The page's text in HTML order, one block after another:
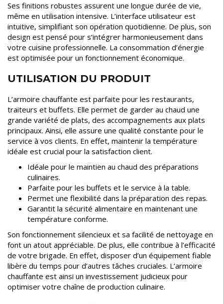
Ses finitions robustes assurent une longue durée de vie,
même en utilisation intensive. L’interface utilisateur est
intuitive, simplifiant son opération quotidienne. De plus, son
design est pensé pour s’intégrer harmonieusement dans
votre cuisine professionnelle. La consommation d’énergie
est optimisée pour un fonctionnement économique.
UTILISATION DU PRODUIT
L’armoire chauffante est parfaite pour les restaurants,
traiteurs et buffets. Elle permet de garder au chaud une
grande variété de plats, des accompagnements aux plats
principaux. Ainsi, elle assure une qualité constante pour le
service à vos clients. En effet, maintenir la température
idéale est crucial pour la satisfaction client.
Idéale pour le maintien au chaud des préparations
culinaires.
Parfaite pour les buffets et le service à la table.
Permet une flexibilité dans la préparation des repas.
Garantit la sécurité alimentaire en maintenant une
température conforme.
Son fonctionnement silencieux et sa facilité de nettoyage en
font un atout appréciable. De plus, elle contribue à l’efficacité
de votre brigade. En effet, disposer d’un équipement fiable
libère du temps pour d’autres tâches cruciales. L’armoire
chauffante est ainsi un investissement judicieux pour
optimiser votre chaîne de production culinaire.